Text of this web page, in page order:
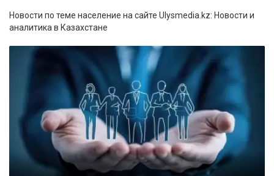
Новости по теме население на сайте Ulysmedia.kz: Новости и
аналитика в Казахстане